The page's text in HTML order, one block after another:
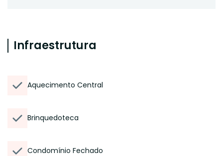
Infraestrutura
Aquecimento Central
Brinquedoteca
Condomínio Fechado